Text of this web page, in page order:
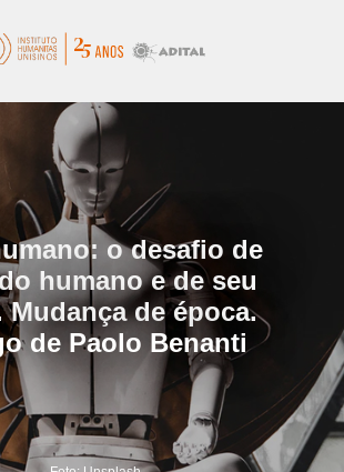
o desafio de
humano e de seu
Mudança de época.
de Paolo Benanti